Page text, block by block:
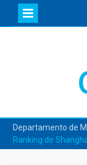
Departamento de
Ranking de